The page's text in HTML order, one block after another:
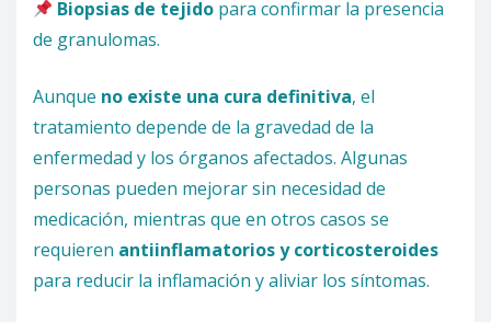
Biopsias de tejido para confirmar la presencia
de granulomas.
Aunque no existe una cura definitiva, el
tratamiento depende de la gravedad de la
enfermedad y los órganos afectados. Algunas
personas pueden mejorar sin necesidad de
medicación, mientras que en otros casos se
requieren antiinflamatorios y corticosteroides
para reducir la inflamación y aliviar los síntomas.